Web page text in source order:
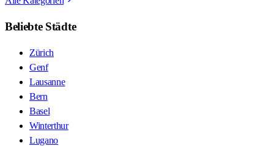
Beliebte Städte
Zürich
Genf
Lausanne
Bern
Basel
Winterthur
Lugano